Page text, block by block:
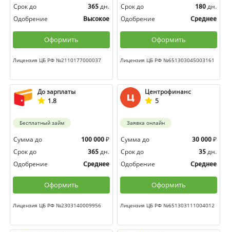
Срок до
365 дн.
Одобрение
Высокое
Оформить
Лицензия ЦБ РФ №2110177000037
Срок до
180 дн.
Одобрение
Среднее
Оформить
Лицензия ЦБ РФ №651303045003161
До зарплаты
1.8
Бесплатный займ
Сумма до 100 000 ₽
Срок до
365 дн.
Одобрение
Среднее
Оформить
Лицензия ЦБ РФ №2303140009956
Центрофинанс
5
Заявка онлайн
Сумма до 30 000 ₽
Срок до
35 дн.
Одобрение
Среднее
Оформить
Лицензия ЦБ РФ №651303111004012